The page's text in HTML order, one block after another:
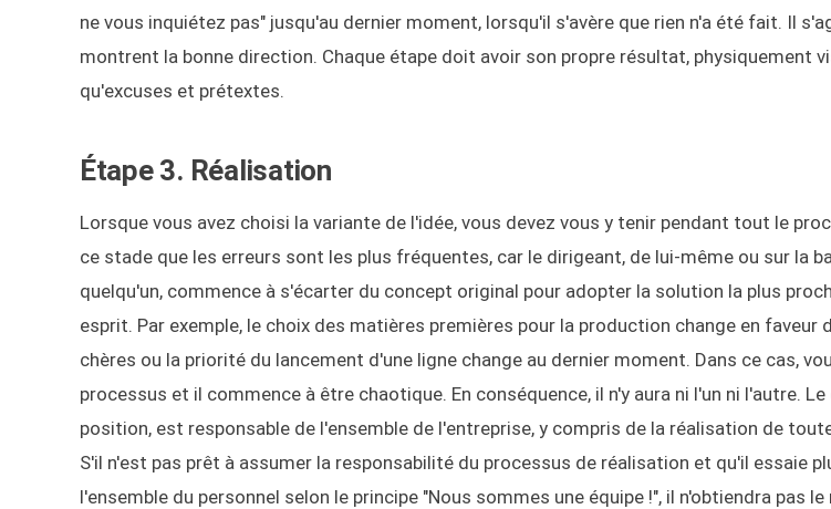
ne vous inquiétez pas" jusqu'au dernier moment, lorsqu'il s'avère que rien n'a été fait. Il
montrent la bonne direction. Chaque étape doit avoir son propre résultat, physiquement
qu'excuses et prétextes.
Étape 3. Réalisation
Lorsque vous avez choisi la variante de l'idée, vous devez vous y tenir pendant tout le
ce stade que les erreurs sont les plus fréquentes, car le dirigeant, de lui-même ou sur la
quelqu'un, commence à s'écarter du concept original pour adopter la solution la plus
esprit. Par exemple, le choix des matières premières pour la production change en faveur
chères ou la priorité du lancement d'une ligne change au dernier moment. Dans ce cas,
processus et il commence à être chaotique. En conséquence, il n'y aura ni l'un ni l'autre.
position, est responsable de l'ensemble de l'entreprise, y compris de la réalisation de
S'il n'est pas prêt à assumer la responsabilité du processus de réalisation et qu'il essaie
l'ensemble du personnel selon le principe "Nous sommes une équipe !", il n'obtiendra pas